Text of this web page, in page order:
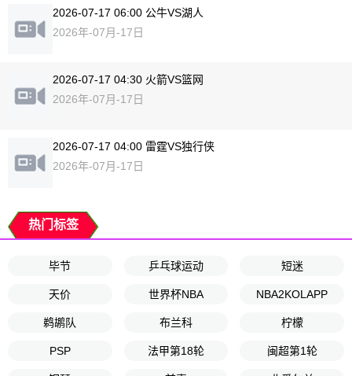
2026-07-17 06:00 公牛VS湖人
2026年-07月-17日
2026-07-17 04:30 火箭VS篮网
2026年-07月-17日
2026-07-17 04:00 雷霆VS独行侠
2026年-07月-17日
热门标签
毕节 乒乓球运动 短迷
天价 世界杯NBA NBA2KOLAPP
鹈鹕队 布兰科 柠檬
PSP 法甲第18轮 闽超第1轮